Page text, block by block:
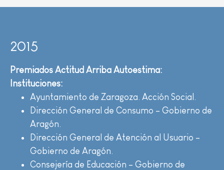
2015
Premiados Actitud Arriba Autoestima:
Instituciones:
Ayuntamiento de Zaragoza. Acción Social.
Dirección General de Consumo – Gobierno de
Aragón.
Dirección General de Atención al Usuario –
Gobierno de Aragón.
Consejería de Educación – Gobierno de